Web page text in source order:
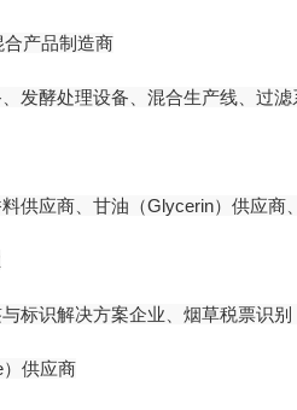
合产品制造商
发酵处理设备、混合生产线、过
供应商、甘油（Glycerin）供应商
标识解决方案企业、烟草税票识
供应商